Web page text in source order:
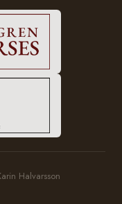
Halvarsson